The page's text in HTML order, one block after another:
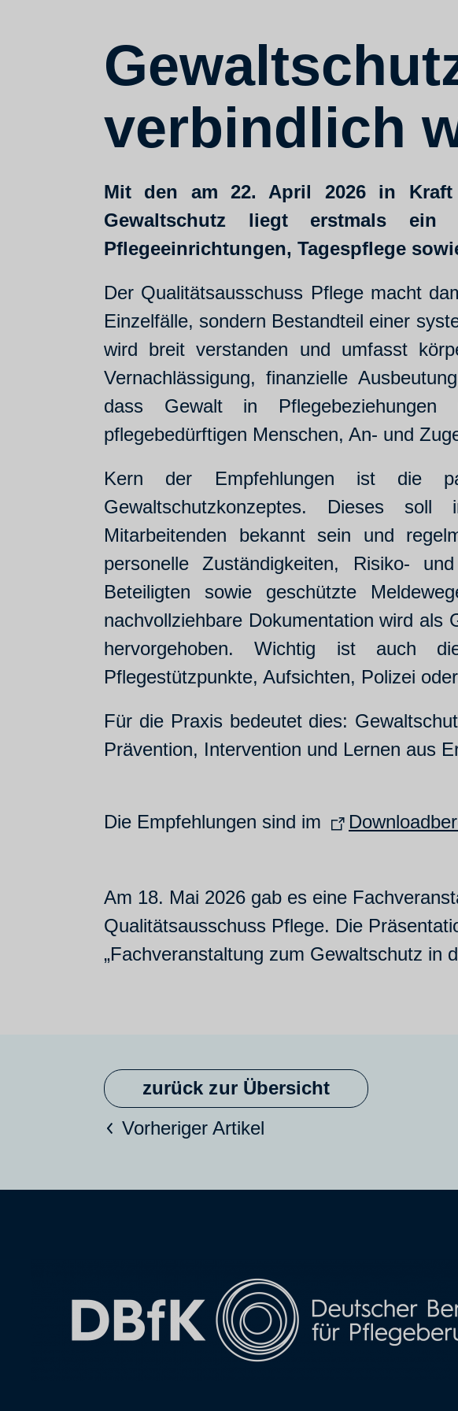
verbindlich
Mit den am 22. April 2026 in Kraft
Gewaltschutz liegt erstmals ein
Pflegeeinrichtungen, Tagespflege
Der Qualitätsausschuss Pflege macht
Einzelfälle, sondern Bestandteil einer
wird breit verstanden und umfasst
Vernachlässigung, finanzielle
dass Gewalt in Pflegebeziehungen
pflegebedürftigen Menschen, An- und
Kern der Empfehlungen ist die
Gewaltschutzkonzeptes. Dieses
Mitarbeitenden bekannt sein und
personelle Zuständigkeiten, Risiko-
Beteiligten sowie geschützte
nachvollziehbare Dokumentation wird als
hervorgehoben. Wichtig ist auch
Pflegestützpunkte, Aufsichten, Polizei
Für die Praxis bedeutet dies:
Prävention, Intervention und Lernen aus
Die Empfehlungen sind im
Am 18. Mai 2026 gab es eine
Qualitätsausschuss Pflege. Die
„Fachveranstaltung zum Gewaltschutz in
zurück zur Übersicht
Vorheriger Artikel